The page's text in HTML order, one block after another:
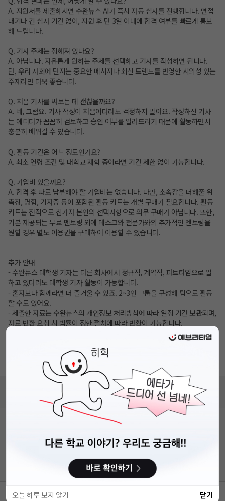
A. 지원서를 제출하시면 수완뉴스 AI가 즉시 자동 심사를 진행합니다. 면접
대기나 긴 심사 기간 없이, 지원 후 단 3일 이내에 합격 여부를 빠르게 통보
해 드립니다.
Q. 기사 주제는 정해져 있나요?
A. 아닙니다. 자유롭게 원하는 주제를 선택하고 기사를 작성하면 됩니다.
단, 우리 사회에 던지는 중요한 메시지나 최신 트렌드를 반영한 시의성 있는
주제라면 더욱 좋습니다.
Q. 처음 기사를 써보는 데 괜찮을까요?
A. 네, 그럼요. 기사 작성이 처음이더라도 걱정하지 말아요. 작성하신 기사
는 에디터가 꼼꼼히 검토하고 승인 여부를 알려드리기 때문에 활동하면서
충분히 배워갈 수 있습니다.
Q. 활동 기간은 어느 정도인가요?
A. 최소 연령 조건 및 대학교 재학 중이라면 기간 제한 없이 가능합니다.
Q. 가입비 있을까요?
A. 합격 후 따로 납부해야 할 가입비는 없습니다. 다만, 소속감을 더해줄 위
촉장, 명함, 기자증 등이 포함된 활동 키트는 개별 구매가 필요합니다. 활동
키트는 전적으로 참가자 본인의 선택사항으로 의무 구매가 아닙니다. 또한,
기본 제공되는 무료 멘토링 외에 데스크와 전문가와의 추가적인 멘토링을
원할 경우 별도 이용권을 구매하여 이용할 수 있습니다.
추가 안내
- 수완뉴스 대학생 기자는 다른 회사에서 정규직, 계약직, 파트타임으로 일
하고 있더라도 대학생 기자 활동이 가능합니다.
- 혼자보다 함께라면 더 즐거울 수 있죠. 2~3인 그룹을 구성해 팀으로 활동
할 수도 있어요.
- 제출한 자료는 수완뉴스의 개인정보 처리방침에 따라 일정 기간 보관되며,
자료 반환 요청 시 법률이 정한 절차에 따라 반환이 가능합니다.
- 본 프로그램의 활동은 참가자의 역량, 참여도, 관심 분야 등에 따라 달라지
며 개인별 성취 수준이나 활동 결과에 영향을 미칠 수 있습니다.
- 만약 군입대를 앞두고 있는 상황이라면, 대학생 기자로 활동하는 데 일정
제약이 발생할 수 있으며, 수완뉴스는 책임지지 않습니다.
웹사이트 바로가기 공유
서울특별시 마포구 양화로 113, 5층
사업자등록번호 : 572-87-02009
개인정보처리방침 커뮤니티이용규칙 공지사항
© 에브리커리어(캠퍼스픽)
오늘 하루 보지 않기 닫기